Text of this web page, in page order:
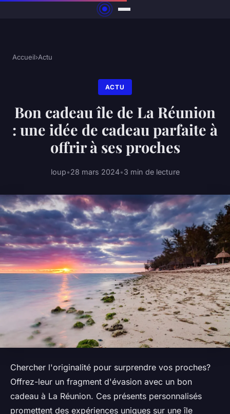
Accueil›Actu
ACTU
Bon cadeau île de La Réunion
: une idée de cadeau parfaite à
offrir à ses proches
loup•28 mars 2024•3 min de lecture
Chercher l'originalité pour surprendre vos proches?
Offrez-leur un fragment d'évasion avec un bon
cadeau à La Réunion. Ces présents personnalisés
promettent des expériences uniques sur une île